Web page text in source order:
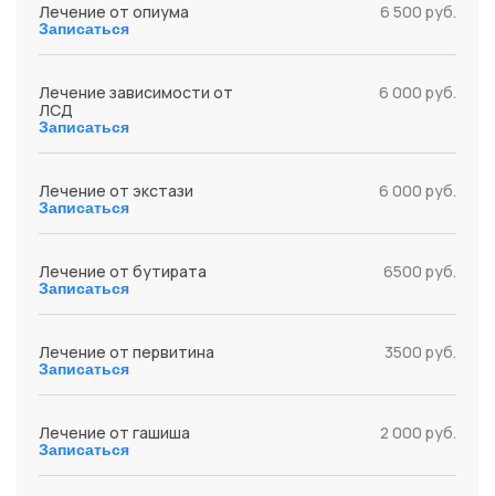
Лечение от опиума 6 500 руб.
Записаться
Лечение зависимости от
ЛСД
6 000 руб.
Записаться
Лечение от экстази 6 000 руб.
Записаться
Лечение от бутирата 6500 руб.
Записаться
Лечение от первитина 3500 руб.
Записаться
Лечение от гашиша 2 000 руб.
Записаться